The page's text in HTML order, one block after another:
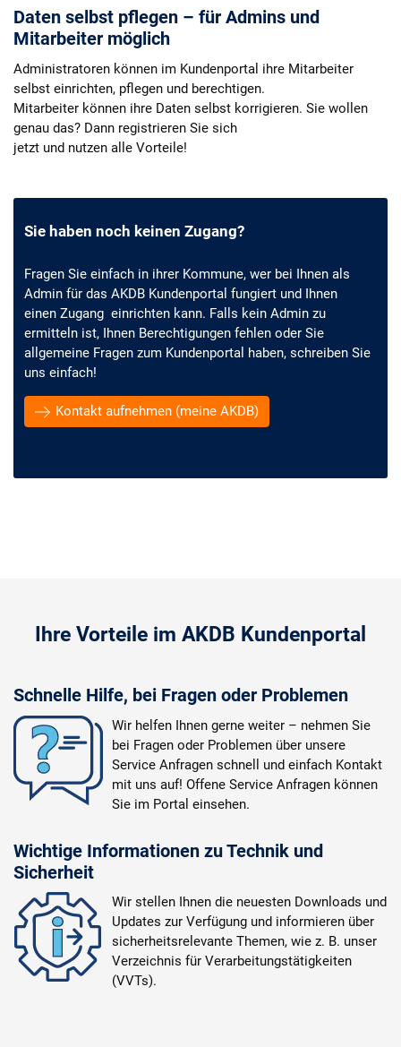
Daten selbst pflegen – für Admins und
Mitarbeiter möglich
Administratoren können im Kundenportal ihre Mitarbeiter
selbst einrichten, pflegen und berechtigen.
Mitarbeiter können ihre Daten selbst korrigieren. Sie wollen
genau das? Dann registrieren Sie sich
jetzt und nutzen alle Vorteile!
Sie haben noch keinen Zugang?
Fragen Sie einfach in ihrer Kommune, wer bei Ihnen als
Admin für das AKDB Kundenportal fungiert und Ihnen
einen Zugang einrichten kann. Falls kein Admin zu
ermitteln ist, Ihnen Berechtigungen fehlen oder Sie
allgemeine Fragen zum Kundenportal haben, schreiben Sie
uns einfach!
Kontakt aufnehmen (meine AKDB)
Ihre Vorteile im AKDB Kundenportal
Schnelle Hilfe, bei Fragen oder Problemen
Wir helfen Ihnen gerne weiter – nehmen Sie
bei Fragen oder Problemen über unsere
Service Anfragen schnell und einfach Kontakt
mit uns auf! Offene Service Anfragen können
Sie im Portal einsehen.
Wichtige Informationen zu Technik und
Sicherheit
Wir stellen Ihnen die neuesten Downloads und
Updates zur Verfügung und informieren über
sicherheitsrelevante Themen, wie z. B. unser
Verzeichnis für Verarbeitungstätigkeiten
(VVTs).